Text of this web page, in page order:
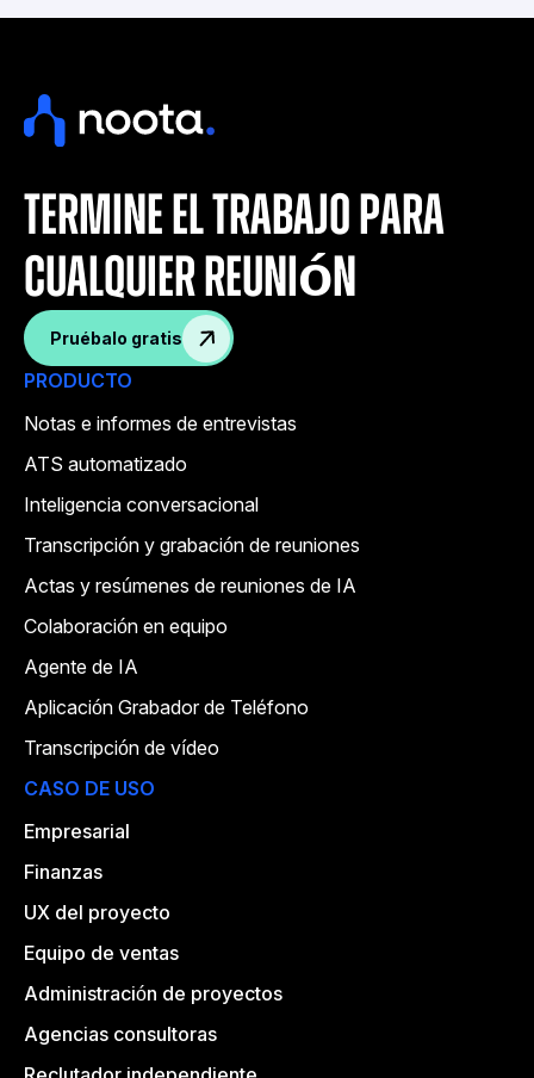
termine el trabajo para
cualquier reunión
Pruébalo gratis
PRODUCTO
Notas e informes de entrevistas
ATS automatizado
Inteligencia conversacional
Transcripción y grabación de reuniones
Actas y resúmenes de reuniones de IA
Colaboración en equipo
Agente de IA
Aplicación Grabador de Teléfono
Transcripción de vídeo
CASO DE USO
Empresarial
Finanzas
UX del proyecto
Equipo de ventas
Administración de proyectos
Agencias consultoras